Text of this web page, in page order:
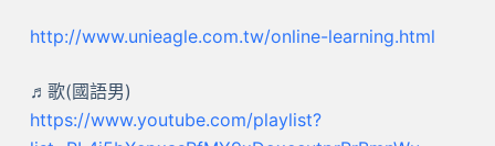
http://www.unieagle.com.tw/online-learning.html
♬歌(國語男)
https://www.youtube.com/playlist?